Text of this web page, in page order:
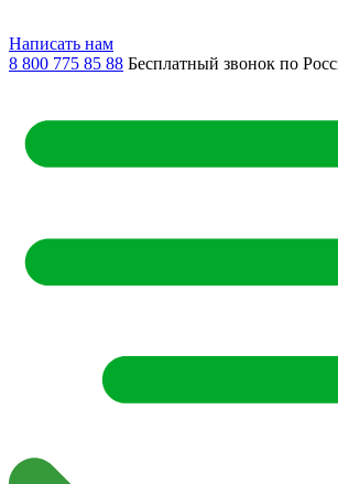
Написать нам
8 800 775 85 88 Бесплатный звонок по